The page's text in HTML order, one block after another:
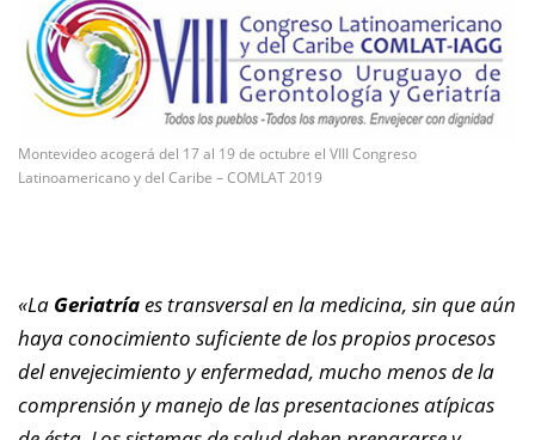
Montevideo acogerá del 17 al 19 de octubre el VIII Congreso
Latinoamericano y del Caribe – COMLAT 2019
«La Geriatríaes transversal en la medicina, sin que aún
haya conocimiento suficiente de los propios procesos
del envejecimiento y enfermedad, mucho menos de la
comprensión y manejo de las presentaciones atípicas